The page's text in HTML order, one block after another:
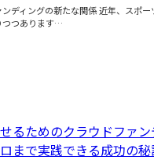
ディングの新たな関係 近年、スポ
つつあります…
るためのクラウドファ
まで実践できる成功の